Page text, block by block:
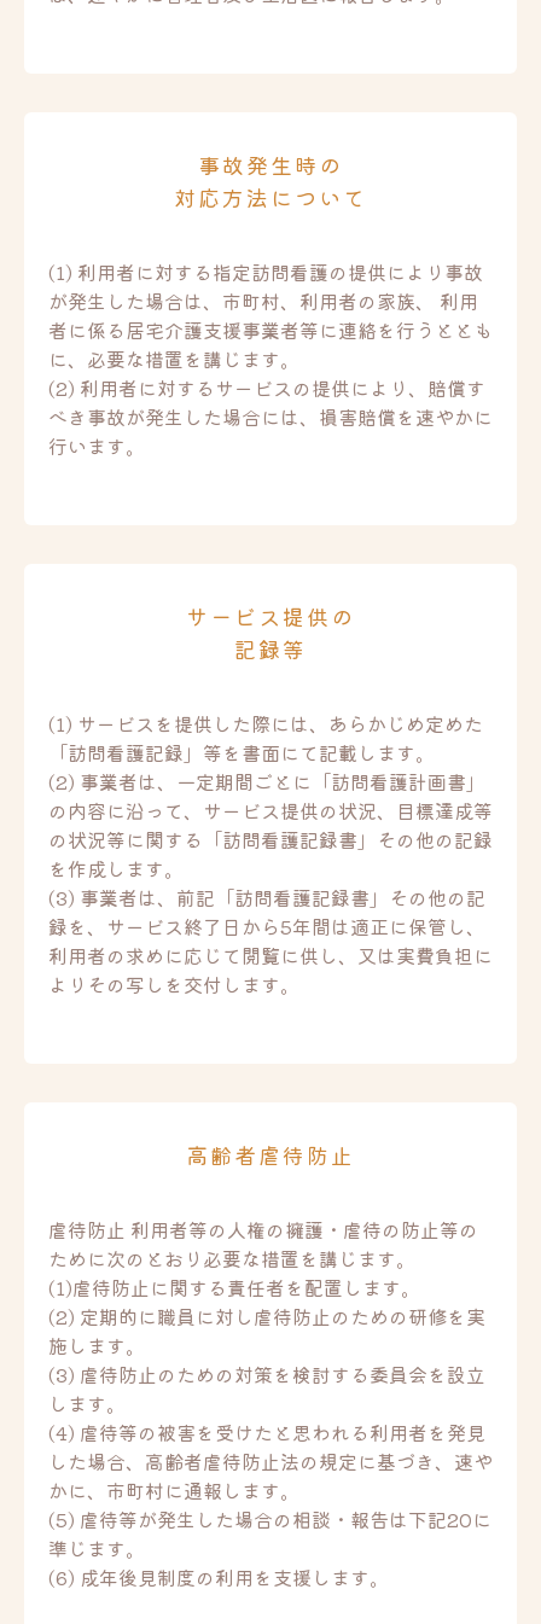
事故発生時の
対応方法について
(1) 利用者に対する指定訪問看護の提供により事故
が発生した場合は、市町村、利用者の家族、 利用
者に係る居宅介護支援事業者等に連絡を行うととも
に、必要な措置を講じます。
(2) 利用者に対するサービスの提供により、賠償す
べき事故が発生した場合には、損害賠償を速やかに
行います。
サービス提供の
記録等
(1) サービスを提供した際には、あらかじめ定めた
「訪問看護記録」等を書面にて記載します。
(2) 事業者は、一定期間ごとに「訪問看護計画書」
の内容に沿って、サービス提供の状況、目標達成等
の状況等に関する「訪問看護記録書」その他の記録
を作成します。
(3) 事業者は、前記「訪問看護記録書」その他の記
録を、サービス終了日から5年間は適正に保管し、
利用者の求めに応じて閲覧に供し、又は実費負担に
よりその写しを交付します。
高齢者虐待防止
虐待防止 利用者等の人権の擁護・虐待の防止等の
ために次のとおり必要な措置を講じます。
(1)虐待防止に関する責任者を配置します。
(2) 定期的に職員に対し虐待防止のための研修を実
施します。
(3) 虐待防止のための対策を検討する委員会を設立
します。
(4) 虐待等の被害を受けたと思われる利用者を発見
した場合、高齢者虐待防止法の規定に基づき、速や
かに、市町村に通報します。
(5) 虐待等が発生した場合の相談・報告は下記20に
準じます。
(6) 成年後見制度の利用を支援します。